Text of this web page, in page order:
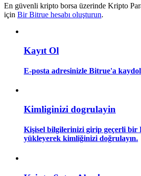
Ticaret bilgileri vb. dahil olmak
Rehber
En güvenli kripto borsa üzerinde Kripto
için Bir Bitrue hesabı oluşturun.
Kayıt Ol
E-posta adresinizle Bitrue'a
Kimliginizi dogrulayin
Kişisel bilgilerinizi girip geçerli bir
yükleyerek kimliğinizi doğrulayın.